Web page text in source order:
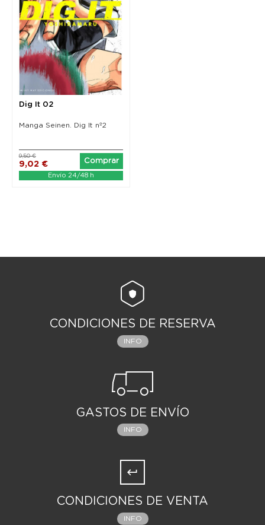
Dig It 02
Manga Seinen. Dig It nº2
9,02 €
9,50 €
Comprar
Envío 24/48 h
CONDICIONES DE RESERVA
INFO
GASTOS DE ENVÍO
INFO
CONDICIONES DE VENTA
INFO